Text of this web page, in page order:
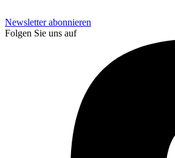
Newsletter abonnieren
Folgen Sie uns auf